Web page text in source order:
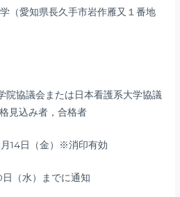
（愛知県長久手市岩作雁又１番地
院協議会または日本看護系大学協議
見込み者，合格者
14日（金）※消印有効
（水）までに通知